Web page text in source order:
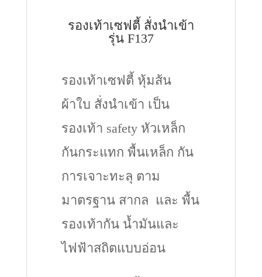
รองเท้าเซฟตี้ สั่งนำเข้า
รุ่น F137
รองเท้าเซฟตี้ หุ้มส้น
ผ้าใบ สั่งนำเข้า เป็น
รองเท้า safety หัวเหล็ก
กันกระแทก พื้นเหล็ก กัน
การเจาะทะลุ ตาม
มาตรฐาน สากล และ พื้น
รองเท้ากัน น้ำมันและ
ไฟฟ้าสถิตแบบอ่อน